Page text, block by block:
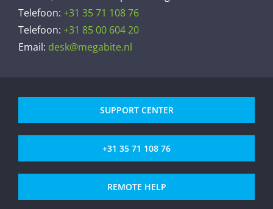
Telefoon: +31 35 71 108 76
Telefoon: +31 85 00 604 20
Email: desk@megabite.nl
SUPPORT CENTER
+31 35 71 108 76
REMOTE HELP